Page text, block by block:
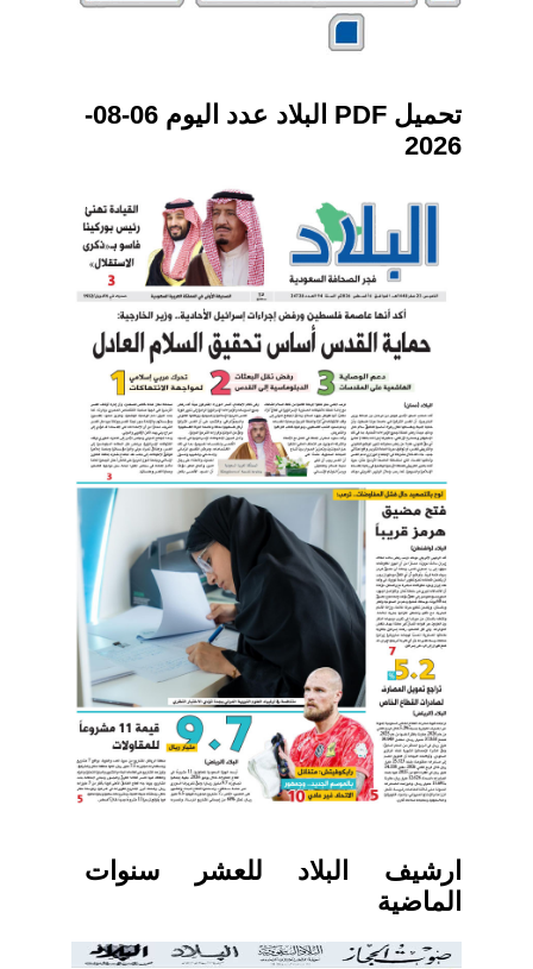
تحميل PDF البلاد عدد اليوم 06-08-
2026
ارشيف البلاد للعشر سنوات
الماضية